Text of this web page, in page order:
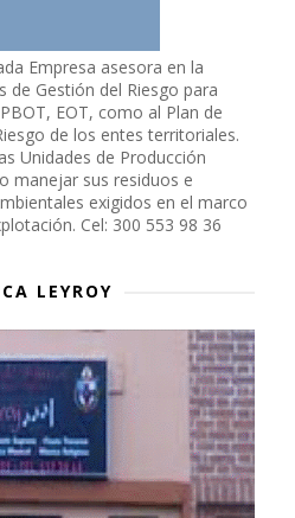
Empresa asesora en la
de Gestión del Riesgo para
EOT, como al Plan de
de los entes territoriales.
Unidades de Producción
manejar sus residuos e
exigidos en el marco
Cel: 300 553 98 36
LEYROY